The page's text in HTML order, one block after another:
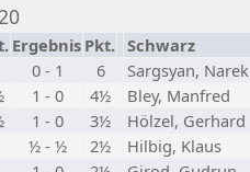
Ergebnis Pkt. Schwarz
0 - 1 6 Sargsyan, Narek
1 - 0 4½ Bley, Manfred
1 - 0 3½ Hölzel, Gerhard
½ - ½ 2½ Hilbig, Klaus